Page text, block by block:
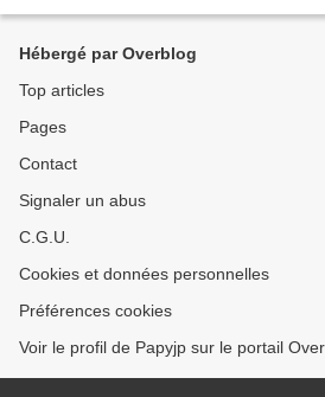
Hébergé par Overblog
Top articles
Pages
Contact
Signaler un abus
C.G.U.
Cookies et données personnelles
Préférences cookies
Voir le profil de Papyjp sur le portail